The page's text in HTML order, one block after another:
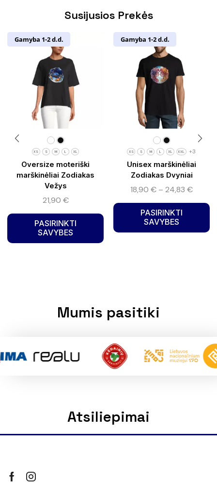
Susijusios Prekės
Gamyba 1-2 d.d.
XS S M L XL
Oversize moteriški
marškinėliai Zodiakas
Vežys
21,90 €
PASIRINKTI
SAVYBES
Gamyba 1-2 d.d.
XS S M L XL XXL +3
Unisex marškinėliai
Zodiakas Dvyniai
18,90 € – 24,83 €
PASIRINKTI
SAVYBES
Mumis pasitiki
Atsiliepimai